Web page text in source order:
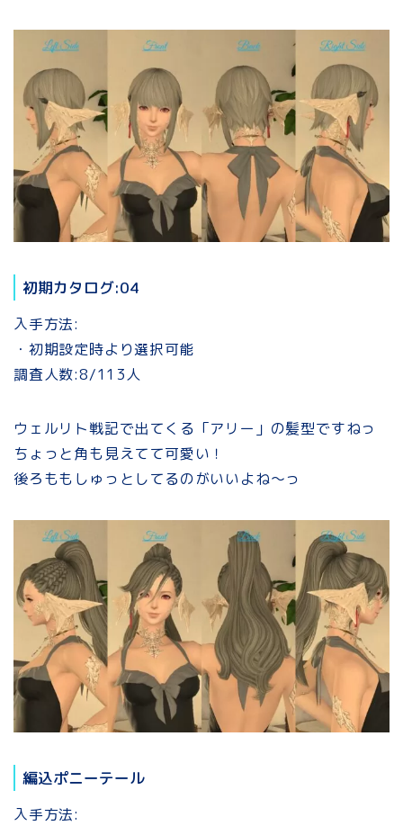
初期カタログ:04
入手方法:
・初期設定時より選択可能
調査人数:8/113人
ウェルリト戦記で出てくる「アリー」の髪型ですねっ
ちょっと角も見えてて可愛い！
後ろももしゅっとしてるのがいいよね～っ
編込ポニーテール
入手方法: